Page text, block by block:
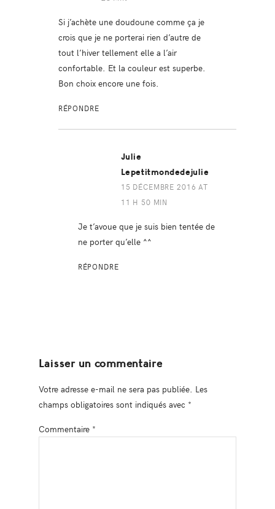
Si j’achète une doudoune comme ça je
crois que je ne porterai rien d’autre de
tout l’hiver tellement elle a l’air
confortable. Et la couleur est superbe.
Bon choix encore une fois.
RÉPONDRE
Julie
Lepetitmondedejulie
15 DÉCEMBRE 2016 AT
11 H 50 MIN
Je t’avoue que je suis bien tentée de
ne porter qu’elle ^^
RÉPONDRE
Laisser un commentaire
Votre adresse e-mail ne sera pas publiée. Les
champs obligatoires sont indiqués avec *
Commentaire *